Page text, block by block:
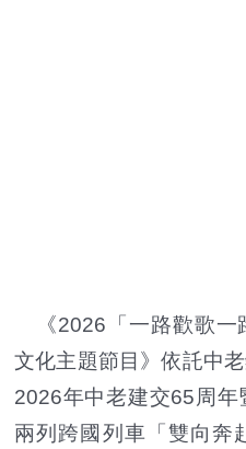
《2026「一路歡歌
文化主題節目》依託中
2026年中老建交65周年
兩列跨國列車「雙向奔